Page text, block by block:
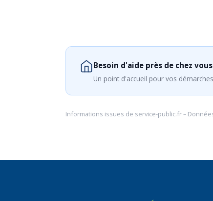
Besoin d'aide près de chez vous
Un point d'accueil pour vos
Informations issues de service-public.fr–